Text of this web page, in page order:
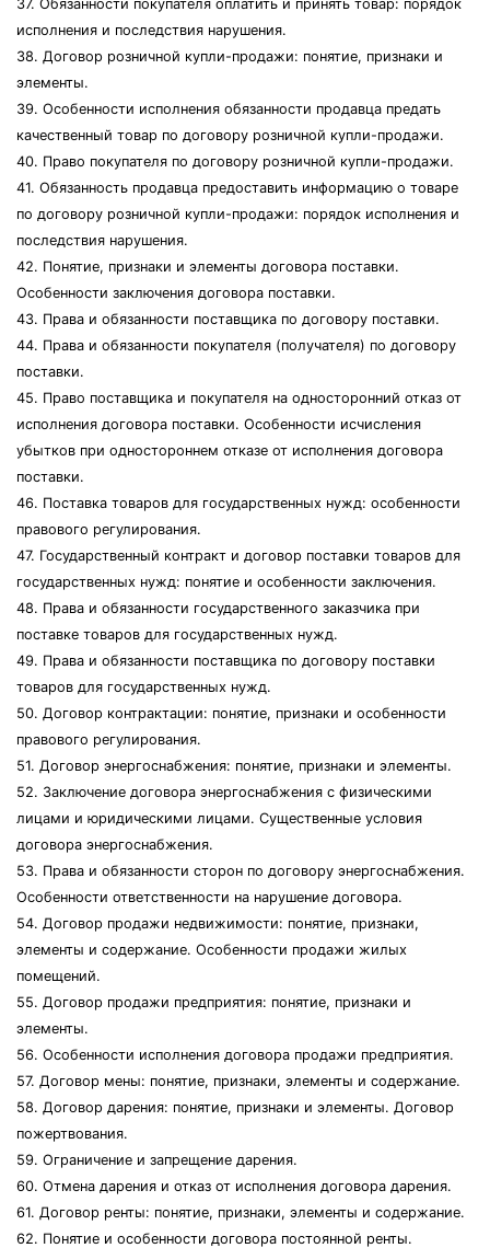
37. Обязанности покупателя оплатить и принять товар: порядок
исполнения и последствия нарушения.
38. Договор розничной купли-продажи: понятие, признаки и
элементы.
39. Особенности исполнения обязанности продавца предать
качественный товар по договору розничной купли-продажи.
40. Право покупателя по договору розничной купли-продажи.
41. Обязанность продавца предоставить информацию о товаре
по договору розничной купли-продажи: порядок исполнения и
последствия нарушения.
42. Понятие, признаки и элементы договора поставки.
Особенности заключения договора поставки.
43. Права и обязанности поставщика по договору поставки.
44. Права и обязанности покупателя (получателя) по договору
поставки.
45. Право поставщика и покупателя на односторонний отказ от
исполнения договора поставки. Особенности исчисления
убытков при одностороннем отказе от исполнения договора
поставки.
46. Поставка товаров для государственных нужд: особенности
правового регулирования.
47. Государственный контракт и договор поставки товаров для
государственных нужд: понятие и особенности заключения.
48. Права и обязанности государственного заказчика при
поставке товаров для государственных нужд.
49. Права и обязанности поставщика по договору поставки
товаров для государственных нужд.
50. Договор контрактации: понятие, признаки и особенности
правового регулирования.
51. Договор энергоснабжения: понятие, признаки и элементы.
52. Заключение договора энергоснабжения с физическими
лицами и юридическими лицами. Существенные условия
договора энергоснабжения.
53. Права и обязанности сторон по договору энергоснабжения.
Особенности ответственности на нарушение договора.
54. Договор продажи недвижимости: понятие, признаки,
элементы и содержание. Особенности продажи жилых
помещений.
55. Договор продажи предприятия: понятие, признаки и
элементы.
56. Особенности исполнения договора продажи предприятия.
57. Договор мены: понятие, признаки, элементы и содержание.
58. Договор дарения: понятие, признаки и элементы. Договор
пожертвования.
59. Ограничение и запрещение дарения.
60. Отмена дарения и отказ от исполнения договора дарения.
61. Договор ренты: понятие, признаки, элементы и содержание.
62. Понятие и особенности договора постоянной ренты.